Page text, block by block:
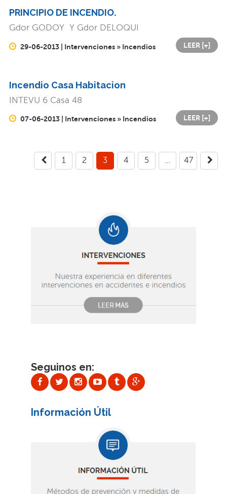
PRINCIPIO DE INCENDIO.
Gdor GODOY Y Gdor DELOQUI
29-06-2013 | Intervenciones » Incendios LEER [+]
Incendio Casa Habitacion
INTEVU 6 Casa 48
07-06-2013 | Intervenciones » Incendios LEER [+]
1 2 3 4 5 ... 47
Seguinos en:
Información Útil